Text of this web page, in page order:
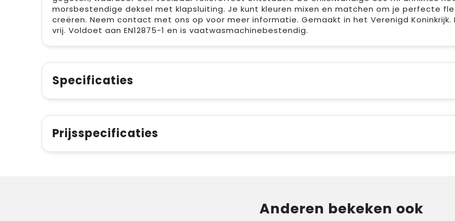
morsbestendige deksel met klapsluiting. Je kunt kleuren mixen en matchen om je perfecte
creëren. Neem contact met ons op voor meer informatie. Gemaakt in het Verenigd Koninkrijk.
vrij. Voldoet aan EN12875-1 en is vaatwasmachinebestendig.
Specificaties
Prijsspecificaties
Anderen bekeken ook